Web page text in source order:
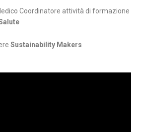
Coordinatore attività di formazione
Sustainability Makers